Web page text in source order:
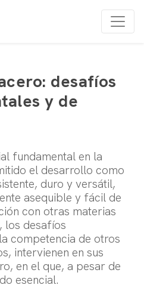
desafíos
y de
fundamental en la
el desarrollo como
duro y versátil,
asequible y fácil de
con otras materias
los desafíos
competencia de otros
intervienen en sus
en el que, a pesar de
esencial.